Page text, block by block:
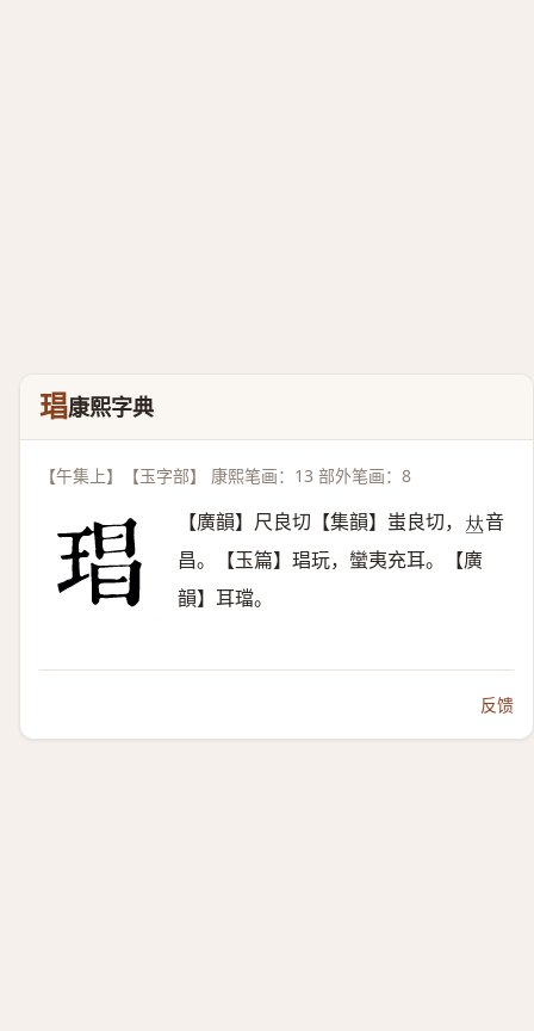
琩康熙字典
【午集上】【玉字部】 康熙笔画：13 部外笔画：8
【廣韻】尺良切【集韻】蚩良切， 𠀤音
昌。【玉篇】琩玩，蠻夷充耳。【廣
韻】耳璫。
反馈